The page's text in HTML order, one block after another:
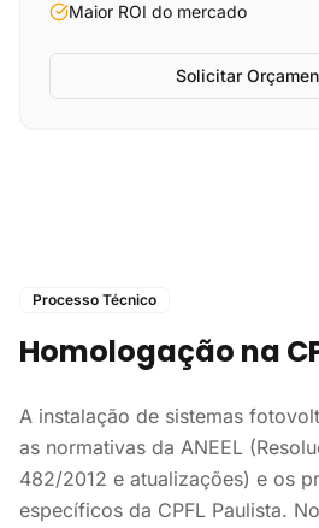
Maior ROI do mercado
Solicitar
Processo Técnico
Homologação na
A instalação de sistemas
as normativas da ANEEL
482/2012 e atualizações) e os
específicos da CPFL Paulista.